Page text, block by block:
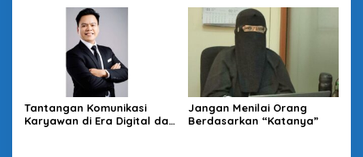
Tantangan Komunikasi
Karyawan di Era Digital dan
Jangan Menilai Orang
Berdasarkan “Katanya”